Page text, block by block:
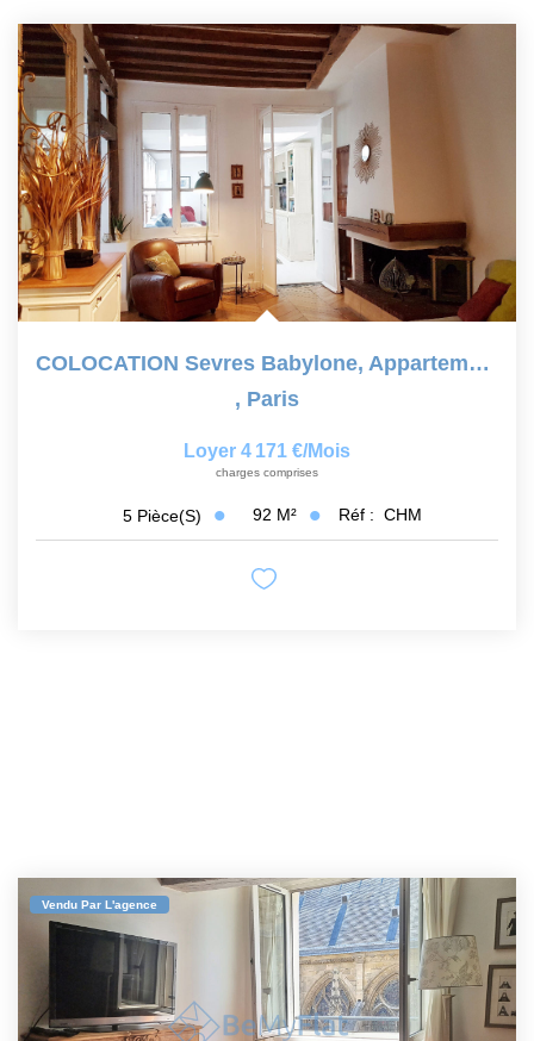
COLOCATION Sevres Babylone, Appartement 3 Chambres, Meublé,...
, Paris
Loyer 4 171 €/mois
charges comprises
5 Pièce(s) 92 M² Réf : CHM
Vendu Par L'agence